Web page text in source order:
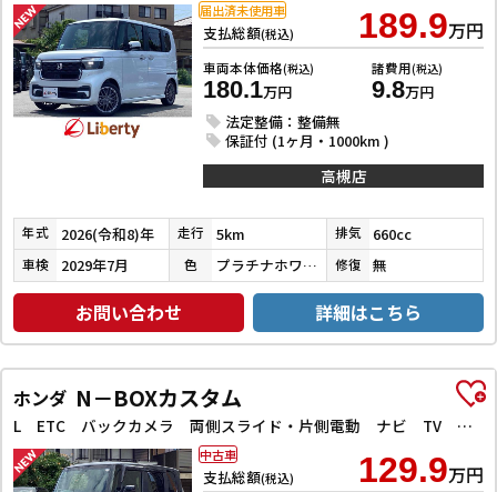
支払総額(税込) 189.9万円
車両本体価格(税込)
180.1万円
諸費用(税込)
9.8万円
法定整備：整備無
保証付 (1ヶ月・1000km )
届出済未使用車
高槻店
年式 2026(令和8)年 走行 5km 排気 660cc
車検 2029年7月 色 プラチナホワイトパール 修復 無
お問い合わせ 詳細はこちら
ホンダ N－BOXカスタム
L ETC バックカメラ 両側スライド・片側電動 ナビ TV クリアランスソナー オートクルーズコントロール レーンアシスト 衝突被害軽減システム オートライト LEDヘッドランプ
支払総額(税込) 129.9万円
中古車